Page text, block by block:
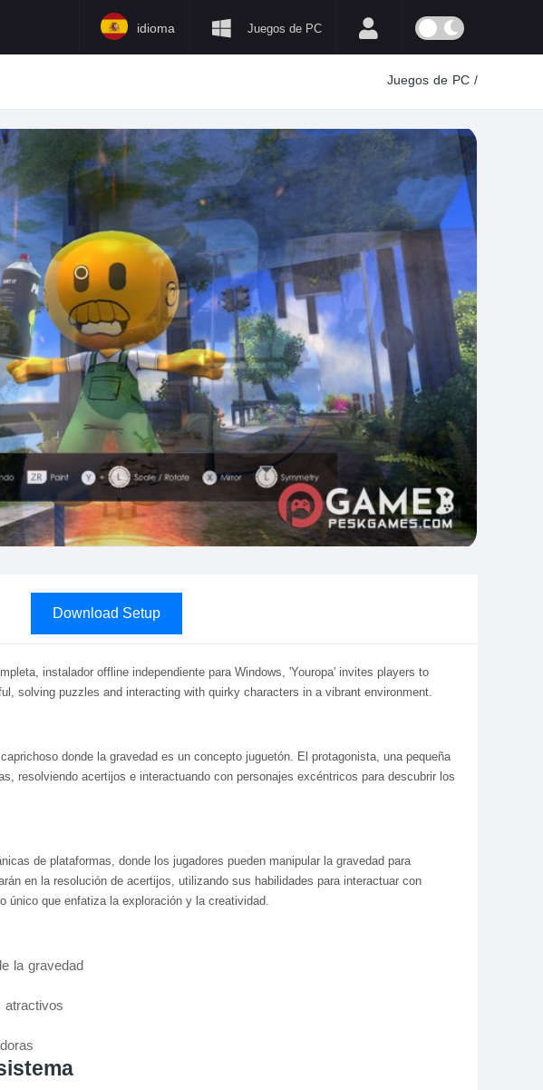
Juegos de PC
idioma
Juegos de PC/
Download Setup
instalador offline independiente para Windows, 'Youropa' invites players to
solving puzzles and interacting with quirky characters in a vibrant environment.
donde la gravedad es un concepto juguetón. El protagonista, una pequeña
resolviendo acertijos e interactuando con personajes excéntricos para descubrir los
de plataformas, donde los jugadores pueden manipular la gravedad para
en la resolución de acertijos, utilizando sus habilidades para interactuar con
único que enfatiza la exploración y la creatividad.
la gravedad